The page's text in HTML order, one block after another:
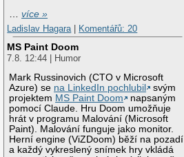
…více »
Ladislav Hagara| Komentářů: 20
MS Paint Doom
7.8. 12:44 | Humor
Mark Russinovich (CTO v Microsoft
Azure) se na LinkedIn pochlubil
svým
projektem MS Paint Doom
napsaným
pomocí Claude. Hru Doom umožňuje
hrát v programu Malování (Microsoft
Paint). Malování funguje jako monitor.
Herní engine (ViZDoom) běží na pozadí
a každý vykreslený snímek hry vkládá